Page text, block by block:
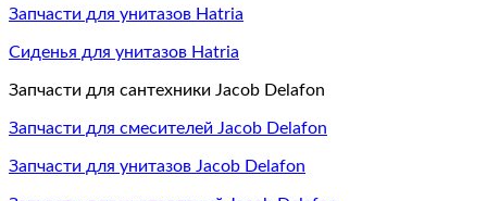
Запчасти для унитазов Hatria
Сиденья для унитазов Hatria
Запчасти для сантехники Jacob Delafon
Запчасти для смесителей Jacob Delafon
Запчасти для унитазов Jacob Delafon